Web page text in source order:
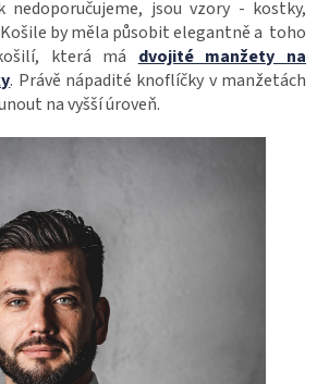
nedoporučujeme, jsou vzory - kostky,
by měla působit elegantně a toho
která má dvojité manžety na
. Právě nápadité knoflíčky v manžetách
na vyšší úroveň.